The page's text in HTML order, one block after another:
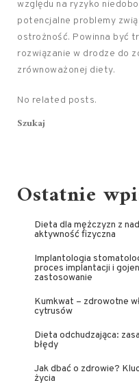
względu na ryzyko
potencjalne problemy
ostrożność. Powinna być
rozwiązanie w drodze do
zrównoważonej diety.
No related posts.
Szukaj
Ostatnie
Dieta dla mężczyzn z
aktywność fizyczna
Implantologia
proces implantacji i
zastosowanie
Kumkwat – zdrowotne
cytrusów
Dieta odchudzająca:
błędy
Jak dbać o zdrowie?
życia